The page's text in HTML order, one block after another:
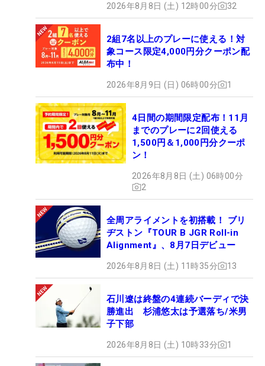
2026年8月8日 (土) 12時00分 32
2組7名以上のプレーに使える！対
象コース限定4,000円分クーポン配
布中！
2026年8月9日 (日) 06時00分 1
4日間の期間限定配布！11月
までのプレーに2回使える
1,500円＆1,000円分クーポ
ン！
2026年8月8日 (土) 06時00分
2
全周アライメントを初搭載！ ブリ
ヂストン『TOUR B JGR Roll-in
Alignment』、8月7日デビュー
2026年8月8日 (土) 11時35分 13
石川遼は終盤の4連続バーディで決
勝進出 杉浦悠太は予選落ち/米男
子下部
2026年8月8日 (土) 10時33分 1